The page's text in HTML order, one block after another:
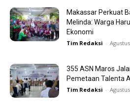
Makassar Perkuat
Melinda: Warga
Ekonomi
Tim Redaksi -
355 ASN Maros
Pemetaan Talenta
Tim Redaksi -